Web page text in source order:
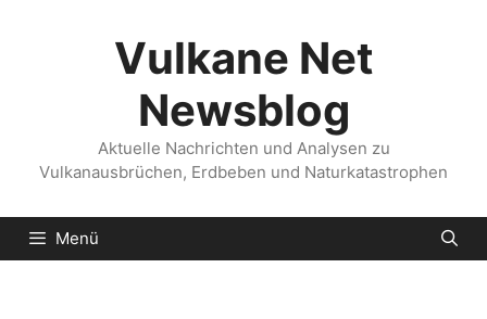
Vulkane Net
Newsblog
Aktuelle Nachrichten und Analysen zu
Vulkanausbrüchen, Erdbeben und Naturkatastrophen
Menü